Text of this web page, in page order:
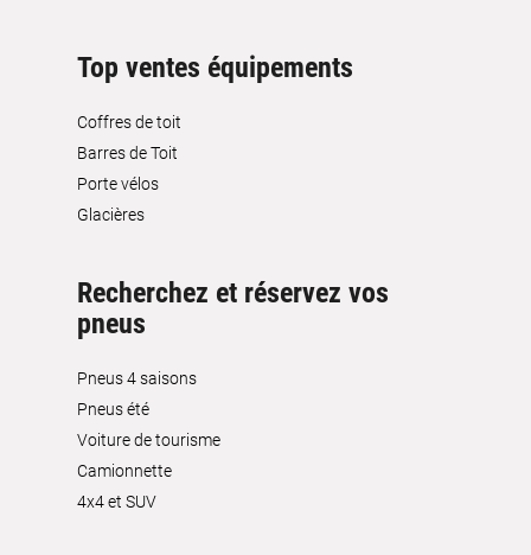
Top ventes équipements
Coffres de toit
Barres de Toit
Porte vélos
Glacières
Recherchez et réservez vos
pneus
Pneus 4 saisons
Pneus été
Voiture de tourisme
Camionnette
4x4 et SUV